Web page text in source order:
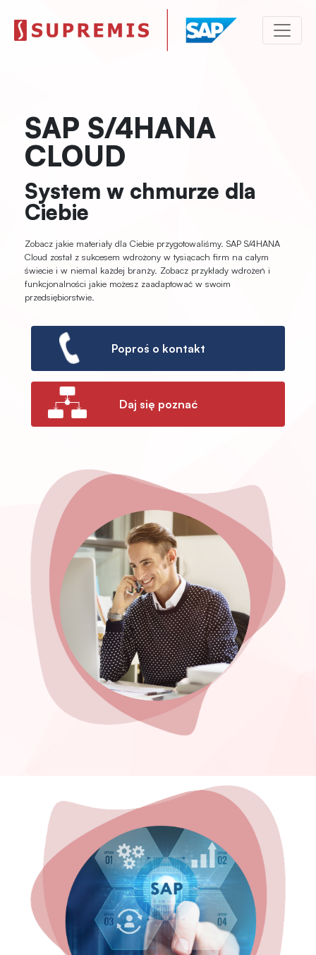
SAP S/4HANA
CLOUD
System w chmurze dla
Ciebie
Zobacz jakie materiały dla Ciebie przygotowaliśmy. SAP S/4HANA
Cloud został z sukcesem wdrożony w tysiącach firm na całym
świecie i w niemal każdej branży. Zobacz przykłady wdrożeń i
funkcjonalności jakie możesz zaadaptować w swoim
przedsiębiorstwie.
Poproś o kontakt
Daj się poznać